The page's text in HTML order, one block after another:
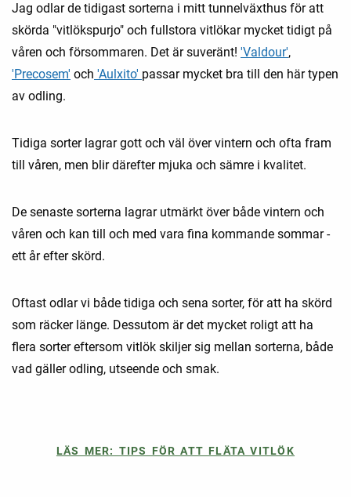
Jag odlar de tidigast sorterna i mitt tunnelväxthus för att
skörda "vitlökspurjo" och fullstora vitlökar mycket tidigt på
våren och försommaren. Det är suveränt! 'Valdour',
'Precosem' och 'Aulxito' passar mycket bra till den här typen
av odling.
Tidiga sorter lagrar gott och väl över vintern och ofta fram
till våren, men blir därefter mjuka och sämre i kvalitet.
De senaste sorterna lagrar utmärkt över både vintern och
våren och kan till och med vara fina kommande sommar -
ett år efter skörd.
Oftast odlar vi både tidiga och sena sorter, för att ha skörd
som räcker länge. Dessutom är det mycket roligt att ha
flera sorter eftersom vitlök skiljer sig mellan sorterna, både
vad gäller odling, utseende och smak.
LÄS MER: TIPS FÖR ATT FLÄTA VITLÖK